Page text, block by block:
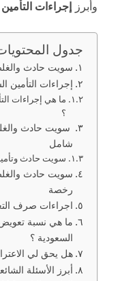
وأبرز إجراءات
جدول
سويت حادث والغلط
إجراءات التأمين
ما هي إجراءات
؟
شامل
سويت حادث
رخصة
اجراءات صرف
ما هي نسبة
السعودية ؟
هل يحق لي
أبرز الأسئلة